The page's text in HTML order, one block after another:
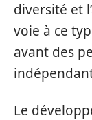
diversité et
voie à ce
avant des
Le